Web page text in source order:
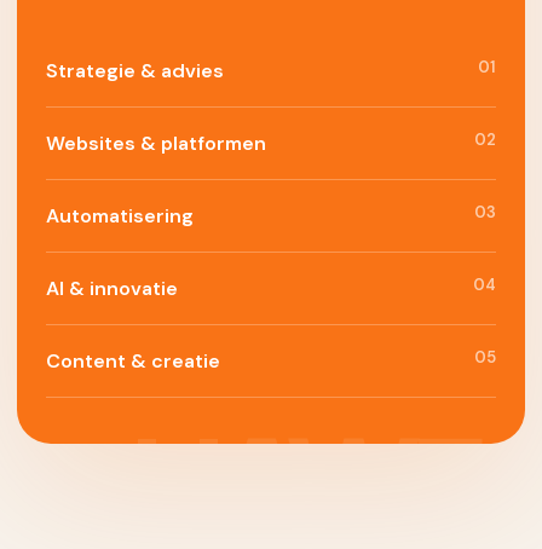
Strategie & advies 01
Websites & platformen 02
Automatisering 03
AI & innovatie 04
Content & creatie 05